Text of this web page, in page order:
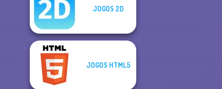
JOGOS 2D
JOGOS HTML5